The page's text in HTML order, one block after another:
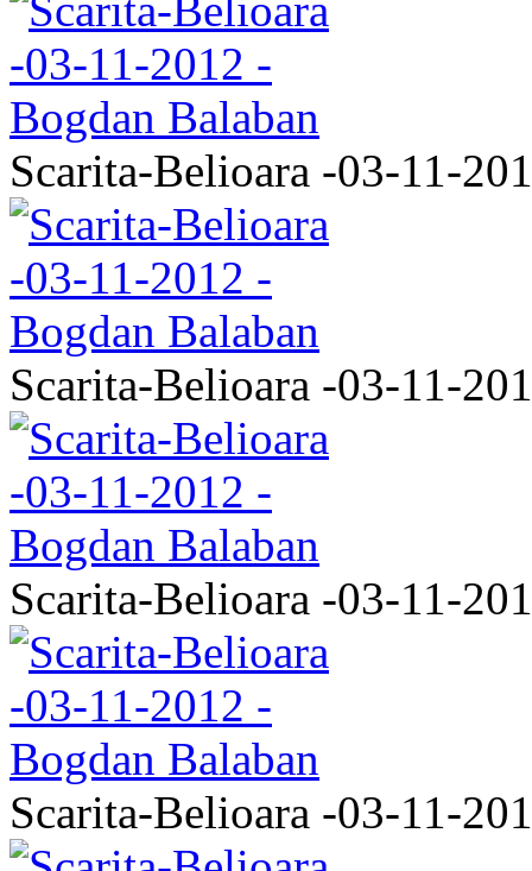
Scarita-Belioara -03-11-
Scarita-Belioara -03-11-
Scarita-Belioara -03-11-
Scarita-Belioara -03-11-